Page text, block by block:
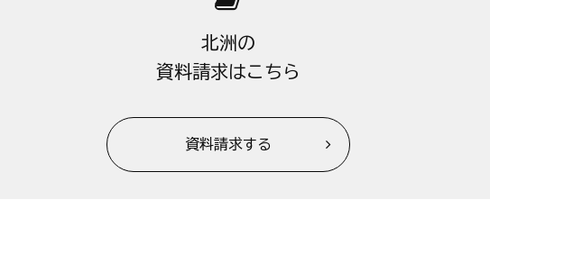
北洲の
資料請求はこちら
資料請求する